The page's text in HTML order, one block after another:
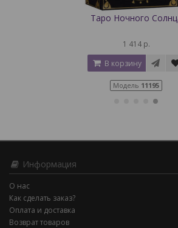
Таро Ночного
1 414 р.
В корзину
Модель 11195
Информация
О нас
Как сделать заказ?
Оплата и доставка
Возврат товаров